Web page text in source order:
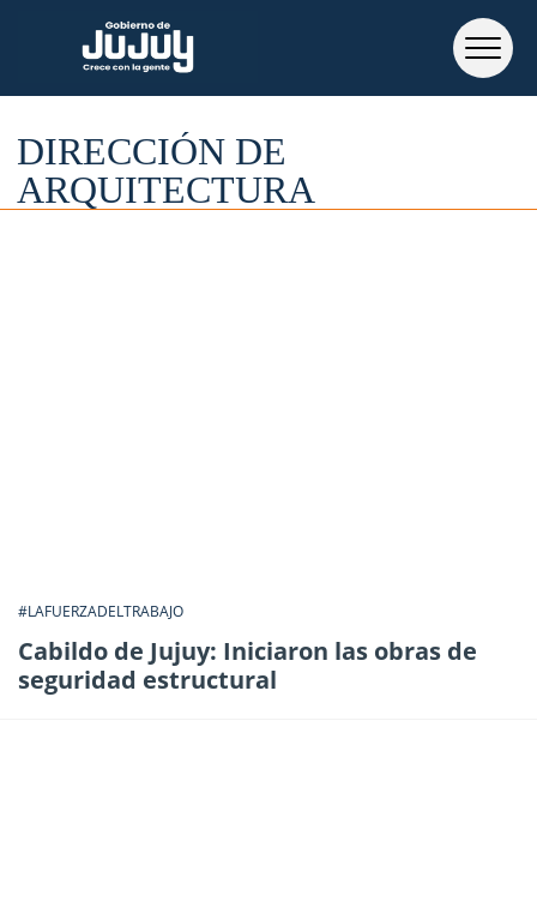
DIRECCIÓN DE
ARQUITECTURA
#LAFUERZADELTRABAJO
Cabildo de Jujuy: Iniciaron las obras de
seguridad estructural